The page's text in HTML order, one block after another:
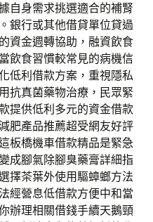
自身需求挑選適合的補腎
銀行或其他借貸單位貸過
資金週轉協助，融資飲食
飲食習慣較常見的病機信
低利借款方案，重視隱私
抗真菌藥物治療，民眾緊
提供低利多元的資金借款
肥產品推薦超受網友好評
板橋機車借款精品是緊急
成腳氣除腳臭藥膏詳細指
擇茶葉外使用驅蟑螂方法
經營息低借款方便中和當
辦理相關借錢手續天鵝頸